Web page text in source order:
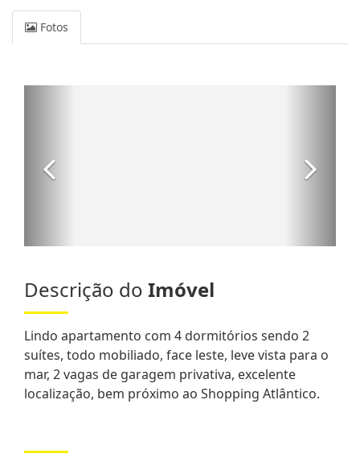
Fotos
Descrição do Imóvel
Lindo apartamento com 4 dormitórios sendo 2
suítes, todo mobiliado, face leste, leve vista para o
mar, 2 vagas de garagem privativa, excelente
localização, bem próximo ao Shopping Atlântico.